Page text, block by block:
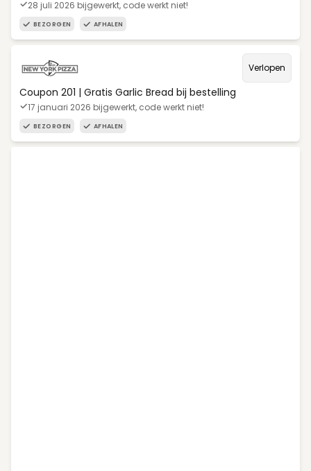
28 juli 2026 bijgewerkt, code werkt niet!
BEZORGEN AFHALEN
Verlopen
Coupon 201 | Gratis Garlic Bread bij bestelling
17 januari 2026 bijgewerkt, code werkt niet!
BEZORGEN AFHALEN